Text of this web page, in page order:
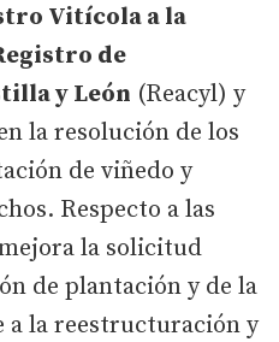
Vitícola a la
de
y León (Reacyl) y
la resolución de los
de viñedo y
Respecto a las
la solicitud
de plantación y de la
a la reestructuración y